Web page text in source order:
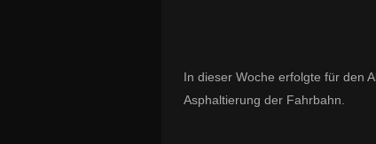
In dieser Woche erfolgte für den
Asphaltierung der Fahrbahn.